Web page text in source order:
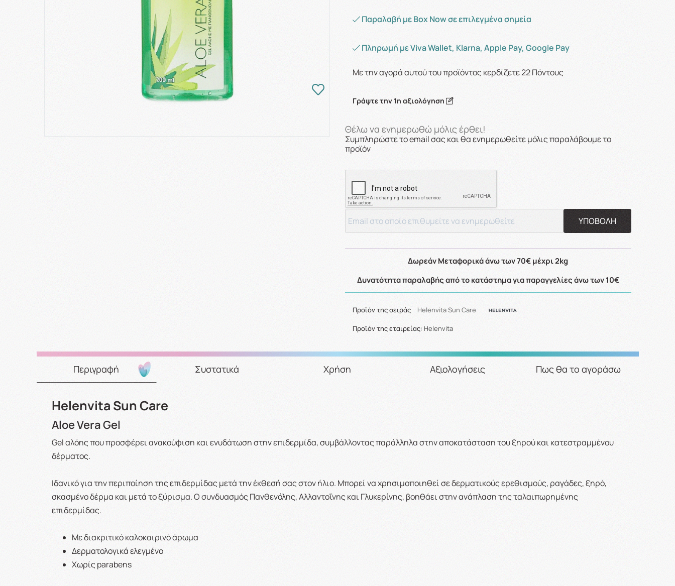
Παραλαβή με Box Now σε επιλεγμένα σημεία
Πληρωμή με Viva Wallet, Klarna, Apple Pay, Google Pay
Με την αγορά αυτού του προϊόντος κερδίζετε22Πόντους
Γράψτε την 1η αξιολόγηση
Θέλω να ενημερωθώ μόλις έρθει!
Συμπληρώστε το email σας και θα ενημερωθείτε μόλις παραλάβουμε το
προϊόν
ΥΠΟΒΟΛΗ
Δωρεάν Μεταφορικά άνω των 70€ μέχρι 2kg
Δυνατότητα παραλαβής από το κατάστημα για παραγγελίες άνω των 10€
Προϊόν της σειράς Helenvita Sun Care
Προϊόν της εταιρείας: Helenvita
Περιγραφή Συστατικά Χρήση Αξιολογήσεις Πως θα το αγοράσω
Helenvita Sun Care
Aloe Vera Gel
Gel αλόης που προσφέρει ανακούφιση και ενυδάτωση στην επιδερμίδα, συμβάλλοντας παράλληλα στην αποκατάσταση του ξηρού και κατεστραμμένου
δέρματος.
Ιδανικό για την περιποίηση της επιδερμίδας μετά την έκθεσή σας στον ήλιο. Μπορεί να χρησιμοποιηθεί σε δερματικούς ερεθισμούς, ραγάδες, ξηρό,
σκασμένο δέρμα και μετά το ξύρισμα. O συνδυασμός Πανθενόλης, Αλλαντοΐνης και Γλυκερίνης, βοηθάει στην ανάπλαση της ταλαιπωρημένης
επιδερμίδας.
Με διακριτικό καλοκαιρινό άρωμα
Δερματολογικά ελεγμένο
Χωρίς parabens